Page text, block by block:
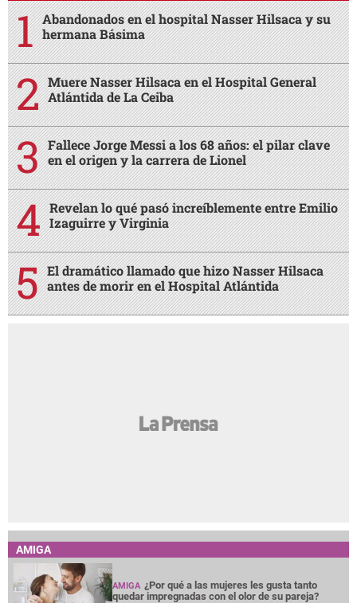
Abandonados en el hospital Nasser Hilsaca y su
hermana Básima
Muere Nasser Hilsaca en el Hospital General
Atlántida de La Ceiba
Fallece Jorge Messi a los 68 años: el pilar clave
en el origen y la carrera de Lionel
Revelan lo qué pasó increíblemente entre Emilio
Izaguirre y Virginia
El dramático llamado que hizo Nasser Hilsaca
antes de morir en el Hospital Atlántida
AMIGA
AMIGA ¿Por qué a las mujeres les gusta tanto
quedar impregnadas con el olor de su pareja?